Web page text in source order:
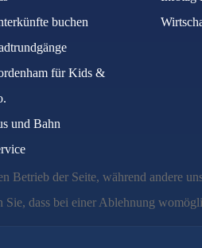
buchen
für Kids &
und Bahn
der Seite, während andere
dass bei einer Ablehnung